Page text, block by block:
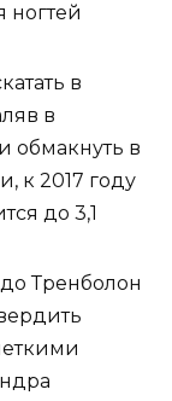
ногтей
в
в
обмакнуть в
к 2017 году
до 3,1
Тренболон